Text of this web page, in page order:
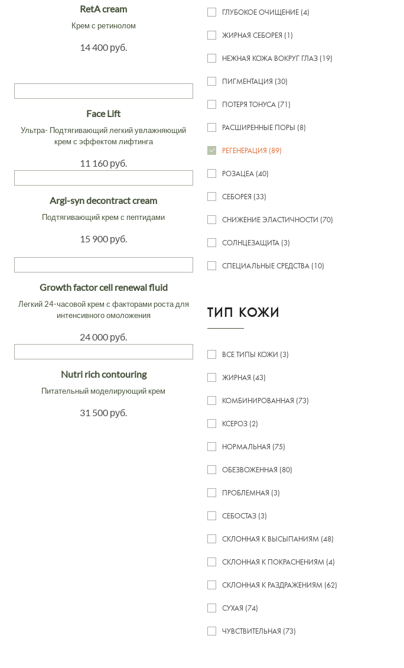
RetA cream
Крем с ретинолом
14 400 руб.
Face Lift
Ультра- Подтягивающий легкий увлажняющий
крем с эффектом лифтинга
11 160 руб.
Argi-syn decontract cream
Подтягивающий крем с пептидами
15 900 руб.
Growth factor cell renewal fluid
Легкий 24-часовой крем с факторами роста для
интенсивного омоложения
24 000 руб.
Nutri rich contouring
Питательный моделирующий крем
31 500 руб.
ГЛУБОКОЕ ОЧИЩЕНИЕ (4)
ЖИРНАЯ СЕБОРЕЯ (1)
НЕЖНАЯ КОЖА ВОКРУГ ГЛАЗ (19)
ПИГМЕНТАЦИЯ (30)
ПОТЕРЯ ТОНУСА (71)
РАСШИРЕННЫЕ ПОРЫ (8)
РЕГЕНЕРАЦИЯ (89)
РОЗАЦЕА (40)
СЕБОРЕЯ (33)
СНИЖЕНИЕ ЭЛАСТИЧНОСТИ (70)
СОЛНЦЕЗАЩИТА (3)
СПЕЦИАЛЬНЫЕ СРЕДСТВА (10)
ТИП КОЖИ
ВСЕ ТИПЫ КОЖИ (3)
ЖИРНАЯ (43)
КОМБИНИРОВАННАЯ (73)
КСЕРОЗ (2)
НОРМАЛЬНАЯ (75)
ОБЕЗВОЖЕННАЯ (80)
ПРОБЛЕМНАЯ (3)
СЕБОСТАЗ (3)
СКЛОННАЯ К ВЫСЫПАНИЯМ (48)
СКЛОННАЯ К ПОКРАСНЕНИЯМ (4)
СКЛОННАЯ К РАЗДРАЖЕНИЯМ (62)
СУХАЯ (74)
ЧУВСТВИТЕЛЬНАЯ (73)